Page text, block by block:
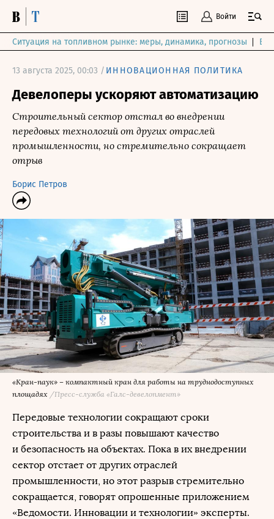
Войти
Ситуация на топливном рынке: меры, динамика, прогнозы
13 августа 2025, 00:03 / ИННОВАЦИОННАЯ ПОЛИТИКА
Девелоперы ускоряют автоматизацию
Строительный сектор отстал во внедрении
передовых технологий от других отраслей
промышленности, но стремительно сокращает
отрыв
Борис Петров
«Кран-паук» – компактный кран для работы на труднодоступных
площадях /Пресс-служба «Галс-девелопмент»
Передовые технологии сокращают сроки
строительства и в разы повышают качество
и безопасность на объектах. Пока в их внедрении
сектор отстает от других отраслей
промышленности, но этот разрыв стремительно
сокращается, говорят опрошенные приложением
«Ведомости. Инновации и технологии» эксперты.